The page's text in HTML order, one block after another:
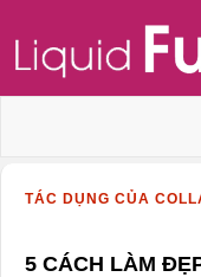
TÁC DỤNG CỦA
5 CÁCH LÀM